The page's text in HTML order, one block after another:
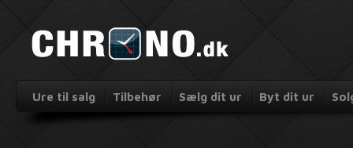
Ure til salg Tilbehør Sælg dit ur Byt dit ur